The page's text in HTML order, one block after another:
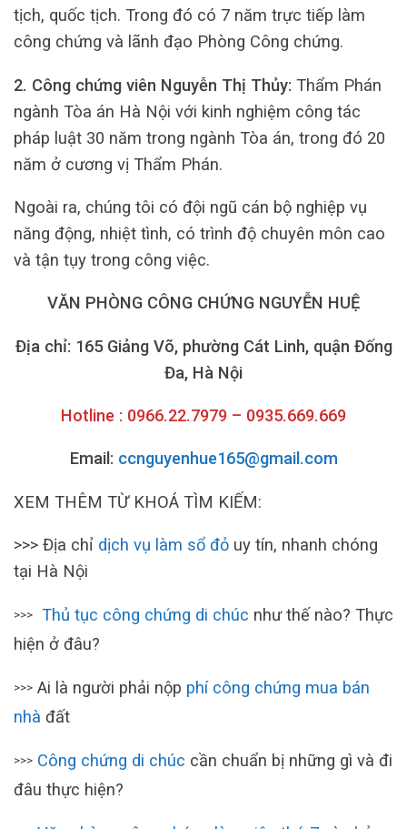
tịch, quốc tịch. Trong đó có 7 năm trực tiếp làm
công chứng và lãnh đạo Phòng Công chứng.
2. Công chứng viên Nguyễn Thị Thủy: Thẩm Phán
ngành Tòa án Hà Nội với kinh nghiệm công tác
pháp luật 30 năm trong ngành Tòa án, trong đó 20
năm ở cương vị Thẩm Phán.
Ngoài ra, chúng tôi có đội ngũ cán bộ nghiệp vụ
năng động, nhiệt tình, có trình độ chuyên môn cao
và tận tụy trong công việc.
VĂN PHÒNG CÔNG CHỨNG NGUYỄN HUỆ
Địa chỉ: 165 Giảng Võ, phường Cát Linh, quận Đống
Đa, Hà Nội
Hotline : 0966.22.7979 – 0935.669.669
Email: ccnguyenhue165@gmail.com
XEM THÊM TỪ KHOÁ TÌM KIẾM:
>>> Địa chỉ dịch vụ làm sổ đỏ uy tín, nhanh chóng
tại Hà Nội
>>> Thủ tục công chứng di chúc như thế nào? Thực
hiện ở đâu?
>>> Ai là người phải nộp phí công chứng mua bán
nhà đất
>>> Công chứng di chúc cần chuẩn bị những gì và đi
đâu thực hiện?